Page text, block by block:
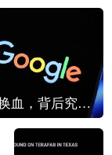
谷歌AI大换血，背后究竟发生了什么？